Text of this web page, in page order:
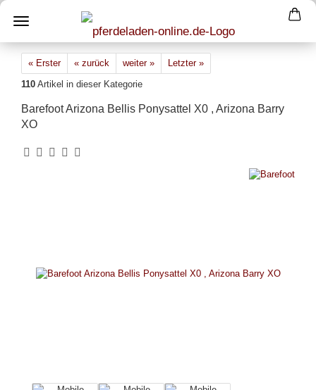
« Erster « zurück weiter »
Letzter »
110 Artikel in dieser Kategorie
Barefoot Arizona Bellis Ponysattel X0 , Arizona Barry
XO